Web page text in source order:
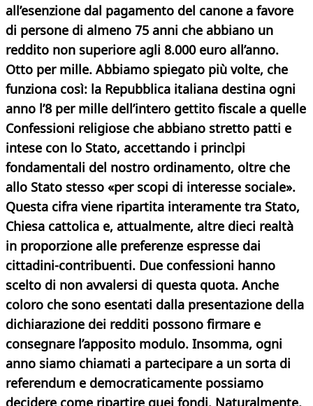
all’esenzione dal pagamento del canone a favore
di persone di almeno 75 anni che abbiano un
reddito non superiore agli 8.000 euro all’anno.
Otto per mille. Abbiamo spiegato più volte, che
funziona così: la Repubblica italiana destina ogni
anno l’8 per mille dell’intero gettito fiscale a quelle
Confessioni religiose che abbiano stretto patti e
intese con lo Stato, accettando i princìpi
fondamentali del nostro ordinamento, oltre che
allo Stato stesso «per scopi di interesse sociale».
Questa cifra viene ripartita interamente tra Stato,
Chiesa cattolica e, attualmente, altre dieci realtà
in proporzione alle preferenze espresse dai
cittadini-contribuenti. Due confessioni hanno
scelto di non avvalersi di questa quota. Anche
coloro che sono esentati dalla presentazione della
dichiarazione dei redditi possono firmare e
consegnare l’apposito modulo. Insomma, ogni
anno siamo chiamati a partecipare a un sorta di
referendum e democraticamente possiamo
decidere come ripartire quei fondi. Naturalmente,